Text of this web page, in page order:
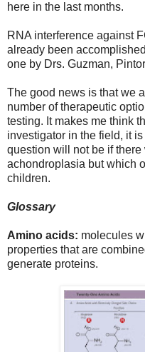
here in the last months.
RNA interference against
already been
one by Drs. Guzman,
The good news is that we
number of therapeutic
testing. It makes me think
investigator in the field, it
question will not be if
achondroplasia but which
children.
Glossary
Amino acids: molecules
properties that are
generate proteins.